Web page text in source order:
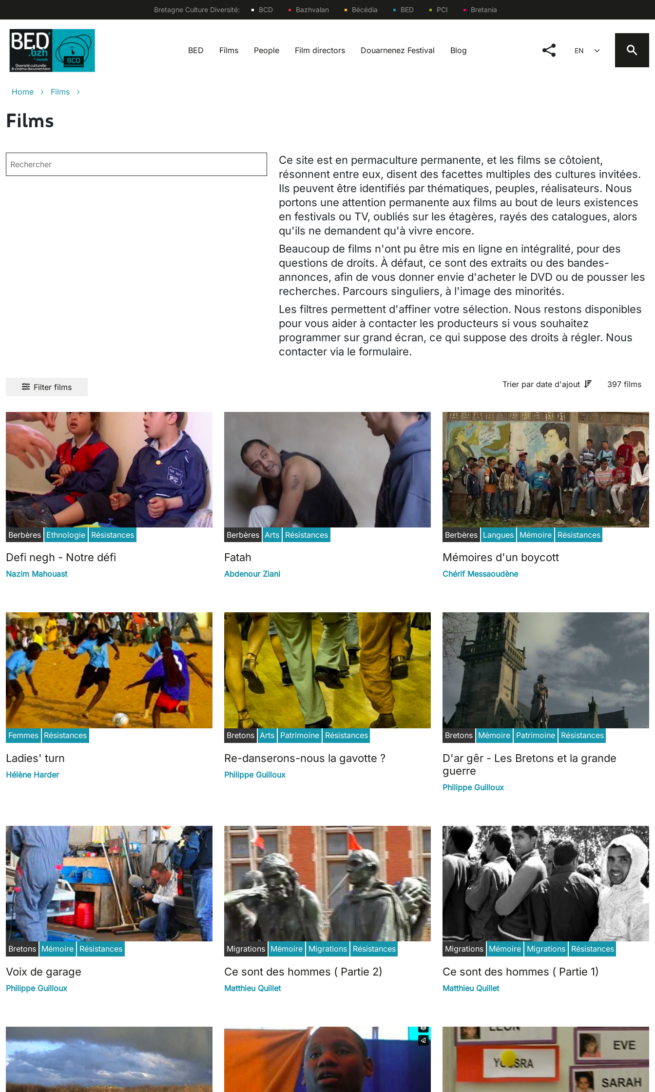
Bretagne Culture Diversité: Sites
BCD Bazhvalan Bécédia BED PCI Bretania
Main navigation fr
BED Films People Film directors Douarnenez Festival Blog social menu
Select your language
Breadcrumb
Home Films
Films
Ce site est en permaculture permanente, et les films se côtoient,
résonnent entre eux, disent des facettes multiples des cultures invitées.
Ils peuvent être identifiés par thématiques, peuples, réalisateurs. Nous
portons une attention permanente aux films au bout de leurs existences
en festivals ou TV, oubliés sur les étagères, rayés des catalogues, alors
qu'ils ne demandent qu'à vivre encore.
Beaucoup de films n'ont pu être mis en ligne en intégralité, pour des
questions de droits. À défaut, ce sont des extraits ou des bandes-
annonces, afin de vous donner envie d'acheter le DVD ou de pousser les
recherches. Parcours singuliers, à l'image des minorités.
Les filtres permettent d'affiner votre sélection. Nous restons disponibles
pour vous aider à contacter les producteurs si vous souhaitez
programmer sur grand écran, ce qui suppose des droits à régler. Nous
contacter via le formulaire.
Filter films Trier par date d'ajout 397 films
Berbères Ethnologie Résistances
Defi negh - Notre défi
Nazim Mahouast
Berbères Arts Résistances
Fatah
Abdenour Ziani
Berbères Langues Mémoire Résistances
Mémoires d'un boycott
Chérif Messaoudène
Femmes Résistances
Ladies' turn
Hélène Harder
Bretons Arts Patrimoine Résistances
Re-danserons-nous la gavotte ?
Philippe Guilloux
Bretons Mémoire Patrimoine Résistances
D'ar gêr - Les Bretons et la grande
guerre
Philippe Guilloux
Bretons Mémoire Résistances
Voix de garage
Philippe Guilloux
Migrations Mémoire Migrations Résistances
Ce sont des hommes ( Partie 2)
Matthieu Quillet
Migrations Mémoire Migrations Résistances
Ce sont des hommes ( Partie 1)
Matthieu Quillet